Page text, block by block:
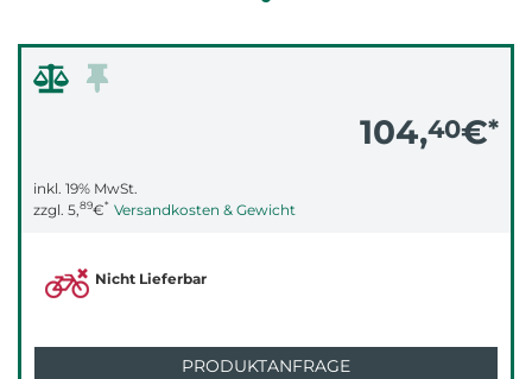
104,40€*
inkl. 19% MwSt.
zzgl. 5,89€* Versandkosten & Gewicht
Nicht Lieferbar
PRODUKTANFRAGE